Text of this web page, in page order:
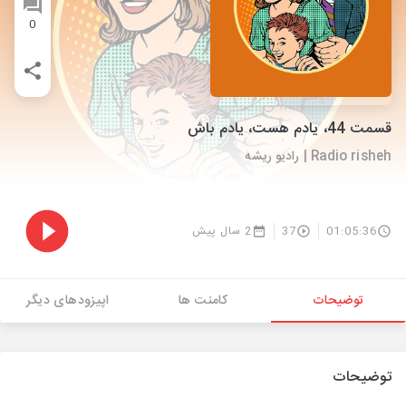
0
قسمت 44، یادم هست، یادم باش
Radio risheh | رادیو ریشه
01:05:36
37 2 سال پیش
توضیحات کامنت ها اپیزودهای دیگر
توضیحات